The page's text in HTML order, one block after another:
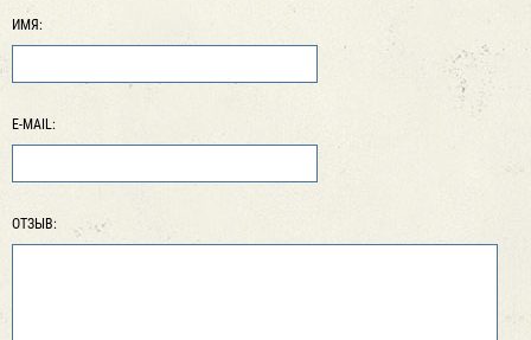
ИМЯ:
E-MAIL:
ОТЗЫВ: